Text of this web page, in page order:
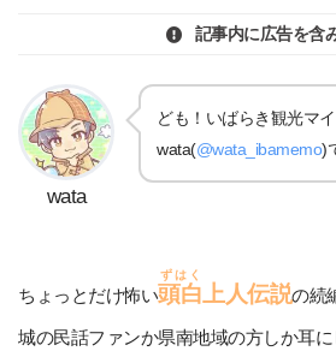
記事内に広告を含
wata
ども！いばらき観光マ
wata(@wata_ibamemo)
ちょっとだけ怖い頭白
ずはく
上人伝説の続
城の民話ファンか県南地域の方しか耳